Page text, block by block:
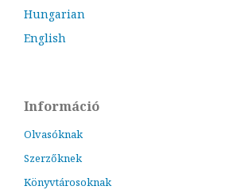
Hungarian
English
Információ
Olvasóknak
Szerzőknek
Könyvtárosoknak